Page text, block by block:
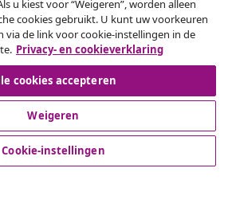
is een website van vidaXL
u kiest voor “Weigeren”, worden alleen
cookies gebruikt. U kunt uw voorkeuren
via de link voor cookie-instellingen in de
Privacy- en cookieverklaring
cookies accepteren
Weigeren
Cookie-instellingen